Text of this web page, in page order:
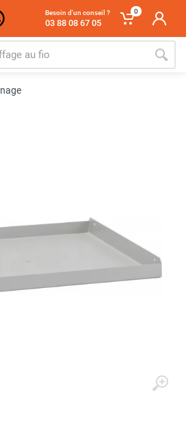
Besoin d'un conseil ?
03 88 08 67 05
0